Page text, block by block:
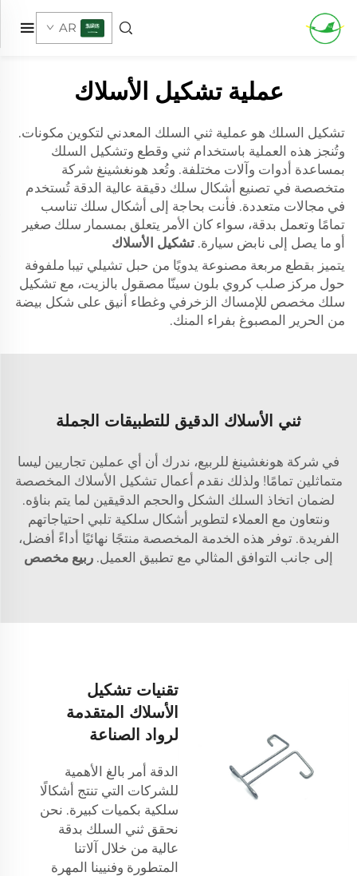
AR
عملية تشكيل الأسلاك
تشكيل السلك هو عملية ثني السلك المعدني لتكوين مكونات.
وتُنجز هذه العملية باستخدام ثني وقطع وتشكيل السلك
بمساعدة أدوات وآلات مختلفة. وتُعد هونغشينغ شركة
متخصصة في تصنيع أشكال سلك دقيقة عالية الدقة تُستخدم
في مجالات متعددة. فأنت بحاجة إلى أشكال سلك تناسب
تمامًا وتعمل بدقة، سواء كان الأمر يتعلق بمسمار سلك صغير
أو ما يصل إلى نابض سيارة. تشكيل الأسلاك
يتميز بقطع مربعة مصنوعة يدويًا من حبل تشيلي تيبا ملفوفة
حول مركز صلب كروي بلون سينّا مصقول بالزيت، مع تشكيل
سلك مخصص للإمساك الزخرفي وغطاء أنيق على شكل بيضة
من الحرير المصبوغ بفراء المنك.
ثني الأسلاك الدقيق للتطبيقات الجملة
في شركة هونغشينغ للربيع، ندرك أن أي عملين تجاريين ليسا
متماثلين تمامًا! ولذلك نقدم أعمال تشكيل الأسلاك المخصصة
لضمان اتخاذ السلك الشكل والحجم الدقيقين لما يتم بناؤه.
ونتعاون مع العملاء لتطوير أشكال سلكية تلبي احتياجاتهم
الفريدة. توفر هذه الخدمة المخصصة منتجًا نهائيًا أداءً أفضل،
إلى جانب التوافق المثالي مع تطبيق العميل. ربيع مخصص
تقنيات تشكيل
الأسلاك المتقدمة
لرواد الصناعة
الدقة أمر بالغ الأهمية
للشركات التي تنتج أشكالًا
سلكية بكميات كبيرة. نحن
نحقق ثني السلك بدقة
عالية من خلال آلاتنا
المتطورة وفنيينا المهرة